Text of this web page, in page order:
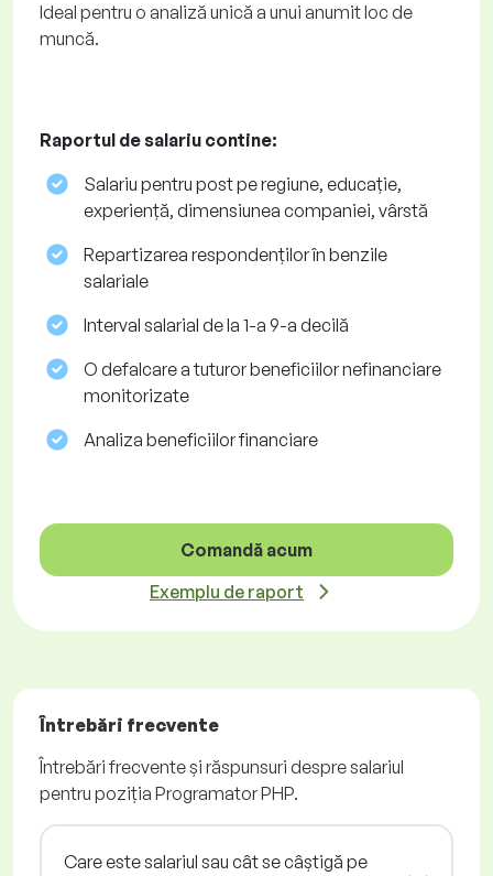
Ideal pentru o analiză unică a unui anumit loc de
muncă.
Raportul de salariu contine:
Salariu pentru post pe regiune, educație,
experiență, dimensiunea companiei, vârstă
Repartizarea respondenților în benzile
salariale
Interval salarial de la 1-a 9-a decilă
O defalcare a tuturor beneficiilor nefinanciare
monitorizate
Analiza beneficiilor financiare
Comandă acum
Exemplu de raport
Întrebări frecvente
Întrebări frecvente și răspunsuri despre salariul
pentru poziția Programator PHP.
Care este salariul sau cât se câștigă pe